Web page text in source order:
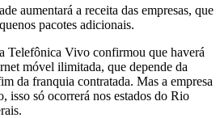
aumentará a receita das empresas, que
pacotes adicionais.
Telefônica Vivo confirmou que haverá
móvel ilimitada, que depende da
da franquia contratada. Mas a empresa
isso só ocorrerá nos estados do Rio